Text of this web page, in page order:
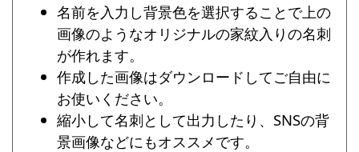
名前を入力し背景色を選択することで上の
画像のようなオリジナルの家紋入りの名刺
が作れます。
作成した画像はダウンロードしてご自由に
お使いください。
縮小して名刺として出力したり、SNSの背
景画像などにもオススメです。